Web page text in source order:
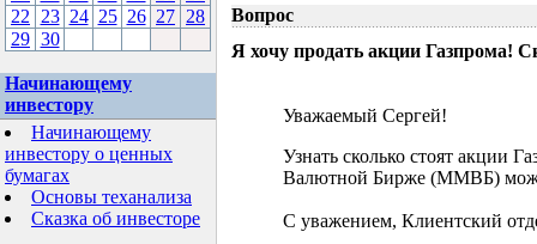
22
23 24 25 26 27 28
29 30
Начинающему
инвестору
Начинающему
инвестору о ценных
бумагах
Основы теханализа
Сказка об инвесторе
Вопрос
Я хочу продать акции Газпрома!
Уважаемый Сергей!
Узнать сколько стоят акции
Валютной Бирже (ММВБ)
С уважением, Клиентский